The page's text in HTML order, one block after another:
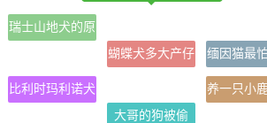
瑞士山地犬的原
蝴蝶犬多大产仔 缅因猫最
比利时玛利诺犬
大哥的狗被偷
养一只小